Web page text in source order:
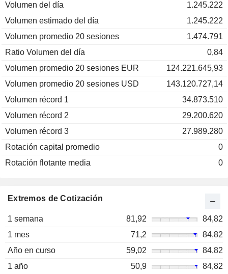
Volumen del día
1.245.222
Volumen estimado del día
1.245.222
Volumen promedio 20 sesiones
1.474.791
Ratio Volumen del día
0,84
Volumen promedio 20 sesiones EUR
124.221.645,93
Volumen promedio 20 sesiones USD
143.120.727,14
Volumen récord 1
34.873.510
Volumen récord 2
29.200.620
Volumen récord 3
27.989.280
Rotación capital promedio
0
Rotación flotante media
0
Extremos de Cotización
1 semana 81,92
84,82
1 mes
71,2
84,82
Año en curso
59,02
84,82
1 año
50,9
84,82